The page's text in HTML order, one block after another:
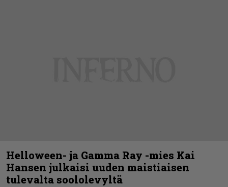
Helloween- ja Gamma Ray -mies Kai
Hansen julkaisi uuden maistiaisen
tulevalta soololevyltä